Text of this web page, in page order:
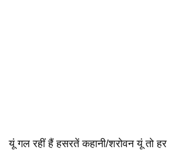
यूं गल रहीं हैं हसरतें कहानी/शरोवन यूं तो